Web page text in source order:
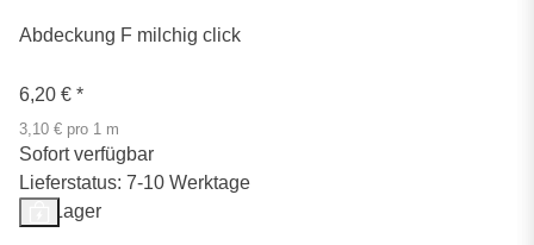
Abdeckung F milchig click
6,20 € *
3,10 € pro 1 m
Sofort verfügbar
Lieferstatus: 7-10 Werktage
Auf Lager